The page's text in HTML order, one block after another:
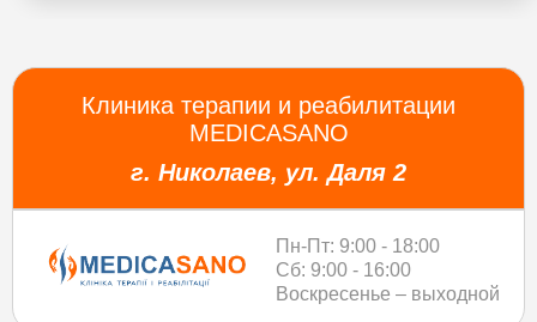
Клиника терапии и реабилитации
MEDICASANO
г. Николаев, ул. Даля 2
Пн-Пт: 9:00 - 18:00
Сб: 9:00 - 16:00
Воскресенье – выходной